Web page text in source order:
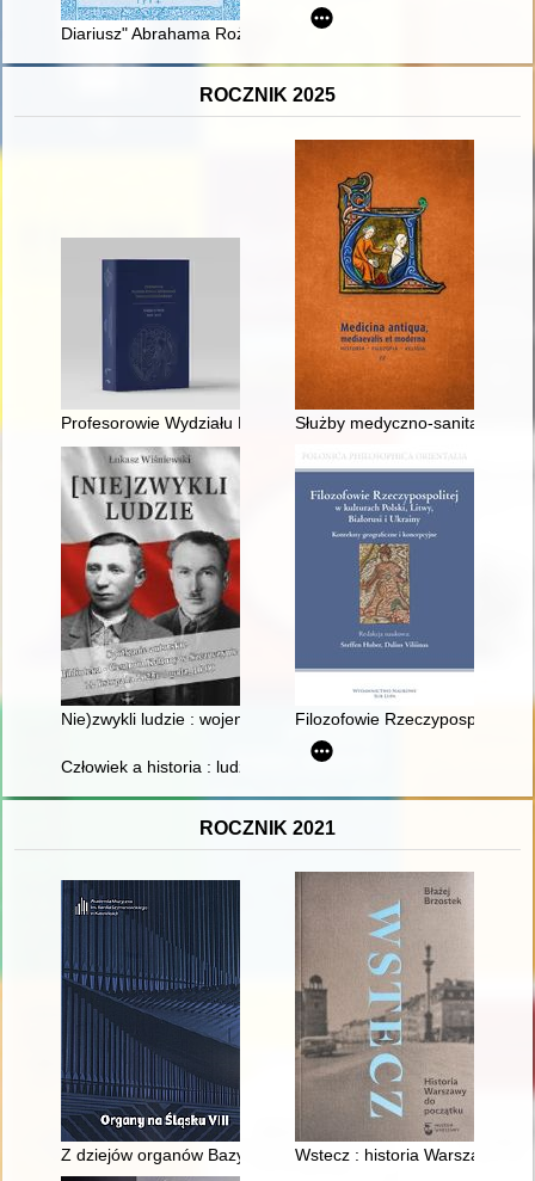
Diariusz" Abrahama Rożniatowskiego w świetle nowych badań
ROCZNIK 2025
Profesorowie Wydziału Prawa i Administracji Uniwersytetu
Służby medyczno-sanitarne w
Nie)zwykli ludzie : wojenne losy kawalerzysty Józefa
Filozofowie Rzeczypospolitej
Człowiek a historia : ludzie i wydarzenia : praca zbiorowa. T. 11
ROCZNIK 2021
Z dziejów organów Bazyliki pw. Imienia Najświętszej Maryi
Wstecz : historia Warszawy do